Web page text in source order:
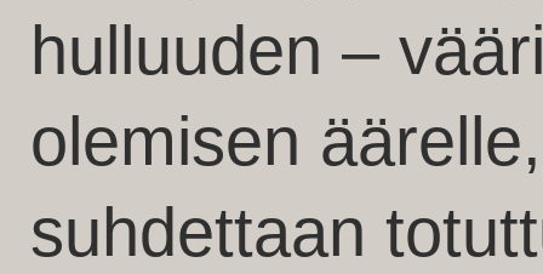
hulluuden –
olemisen
suhdettaan